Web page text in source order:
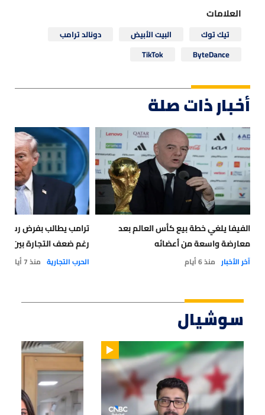
العلامات
تيك توك البيت الأبيض
دونالد ترامب
ByteDance
TikTok
أخبار ذات صلة
الفيفا يلغي خطة بيع كأس العالم بعد
معارضة واسعة من أعضائه
آخر الأخبار منذ 6 أيام
ترامب يطالب بفرض
رغم ضعف التجارة بين
الحرب التجارية منذ 7 أيام
سوشيال